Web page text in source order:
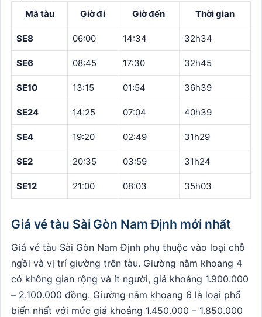
Mã tàu
Giờ đi Giờ đến Thời gian
SE8 06:00 14:34 32h34
SE6 08:45 17:30 32h45
SE10 13:15 01:54 36h39
SE24 14:25 07:04 40h39
SE4 19:20 02:49 31h29
SE2 20:35 03:59 31h24
SE12 21:00 08:03 35h03
Giá vé tàu Sài Gòn Nam Định mới nhất
Giá vé tàu Sài Gòn Nam Định phụ thuộc vào loại chỗ
ngồi và vị trí giường trên tàu. Giường nằm khoang 4
có không gian rộng và ít người, giá khoảng 1.900.000
– 2.100.000 đồng. Giường nằm khoang 6 là loại phổ
biến nhất với mức giá khoảng 1.450.000 – 1.850.000